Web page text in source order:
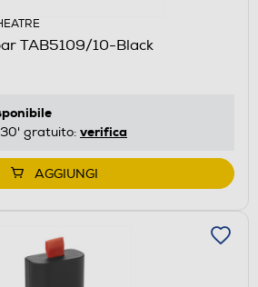
TAB5109/10-Black
gratuito: verifica
AGGIUNGI